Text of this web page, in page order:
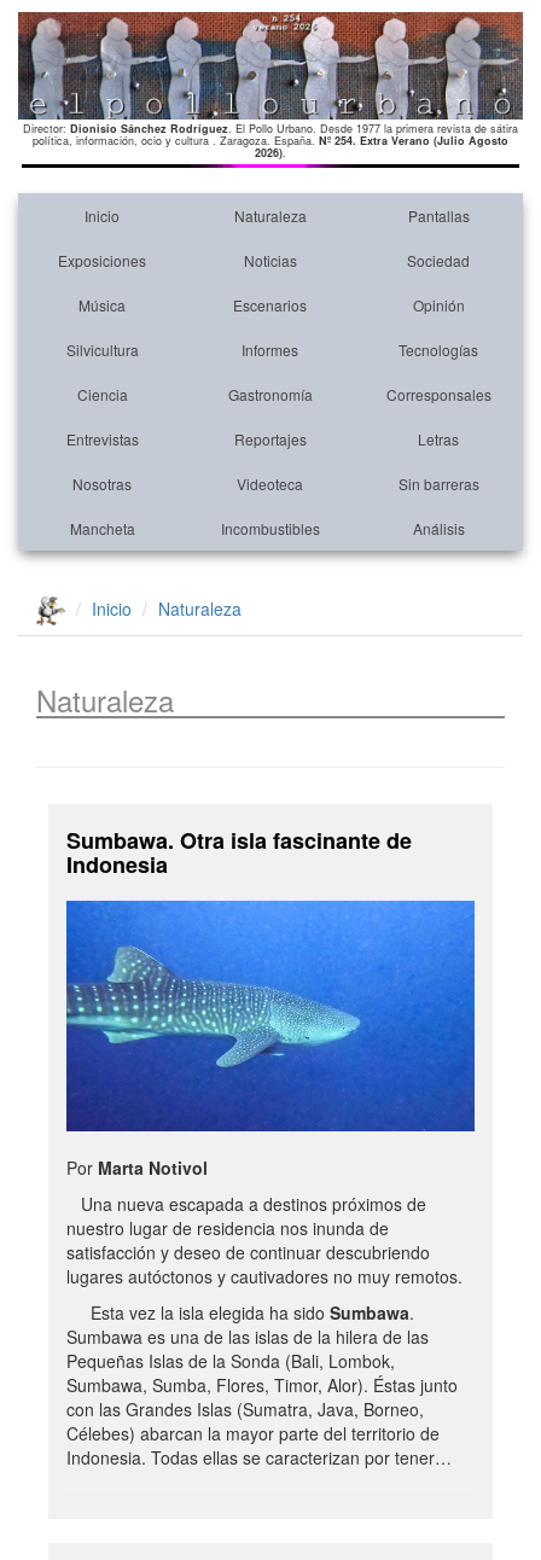
Director: Dionisio Sánchez Rodríguez. El Pollo Urbano. Desde 1977 la primera revista de sátira
política, información, ocio y cultura . Zaragoza. España. Nº 254. Extra Verano (Julio Agosto
2026).
Inicio Naturaleza Pantallas
Exposiciones Noticias Sociedad
Música Escenarios Opinión
Silvicultura Informes Tecnologías
Ciencia Gastronomía Corresponsales
Entrevistas Reportajes Letras
Nosotras Videoteca Sin barreras
Mancheta Incombustibles Análisis
Inicio Naturaleza
Naturaleza
Sumbawa. Otra isla fascinante de
Indonesia
Por Marta Notivol
Una nueva escapada a destinos próximos de
nuestro lugar de residencia nos inunda de
satisfacción y deseo de continuar descubriendo
lugares autóctonos y cautivadores no muy remotos.
Esta vez la isla elegida ha sido Sumbawa.
Sumbawa es una de las islas de la hilera de las
Pequeñas Islas de la Sonda (Bali, Lombok,
Sumbawa, Sumba, Flores, Timor, Alor). Éstas junto
con las Grandes Islas (Sumatra, Java, Borneo,
Célebes) abarcan la mayor parte del territorio de
Indonesia. Todas ellas se caracterizan por tener…